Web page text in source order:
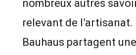
nombreux autres
relevant de
Bauhaus partagent